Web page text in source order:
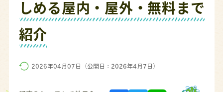
しめる屋内・屋外・無料まで
紹介
2026年04月07日（公開日：2026年4月7日）